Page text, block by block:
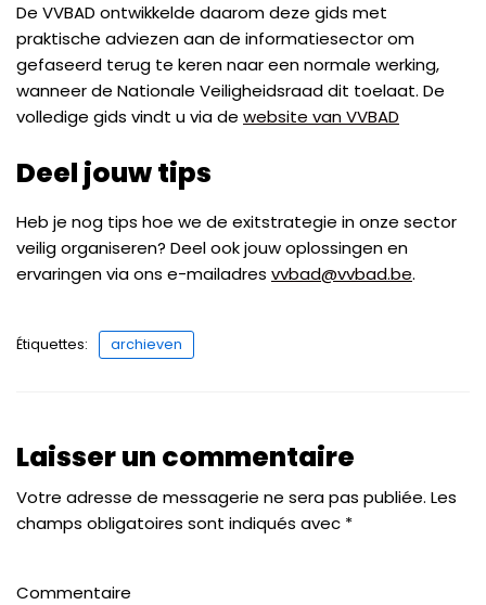
De VVBAD ontwikkelde daarom deze gids met
praktische adviezen aan de informatiesector om
gefaseerd terug te keren naar een normale werking,
wanneer de Nationale Veiligheidsraad dit toelaat. De
volledige gids vindt u via de website van VVBAD
Deel jouw tips
Heb je nog tips hoe we de exitstrategie in onze sector
veilig organiseren? Deel ook jouw oplossingen en
ervaringen via ons e-mailadres vvbad@vvbad.be.
Étiquettes: archieven
Laisser un commentaire
Votre adresse de messagerie ne sera pas publiée. Les
champs obligatoires sont indiqués avec *
Commentaire